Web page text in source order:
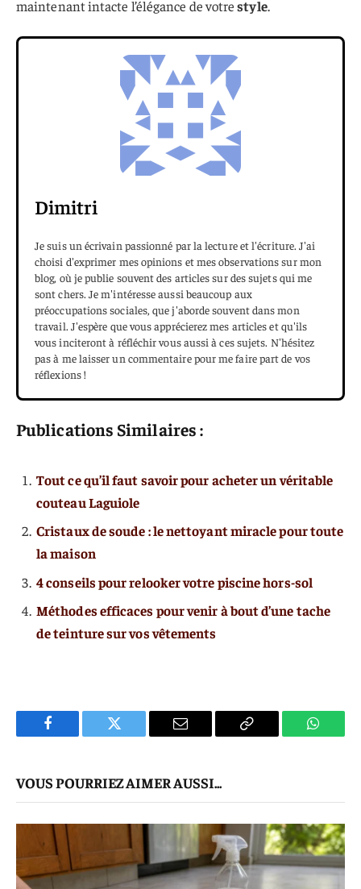
maintenant intacte l’élégance de votrestyle.
Dimitri
Je suis un écrivain passionné par la lecture et l'écriture. J'ai
choisi d'exprimer mes opinions et mes observations sur mon
blog, où je publie souvent des articles sur des sujets qui me
sont chers. Je m'intéresse aussi beaucoup aux
préoccupations sociales, que j'aborde souvent dans mon
travail. J'espère que vous apprécierez mes articles et qu'ils
vous inciteront à réfléchir vous aussi à ces sujets. N'hésitez
pas à me laisser un commentaire pour me faire part de vos
réflexions !
Publications Similaires :
Tout ce qu’il faut savoir pour acheter un véritable
couteau Laguiole
Cristaux de soude : le nettoyant miracle pour toute
la maison
4 conseils pour relooker votre piscine hors-sol
Méthodes efficaces pour venir à bout d’une tache
de teinture sur vos vêtements
Facebook Twitter
E-
Copier
VOUS POURRIEZ AIMER AUSSI...